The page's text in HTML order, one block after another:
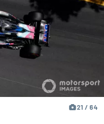
21 / 64